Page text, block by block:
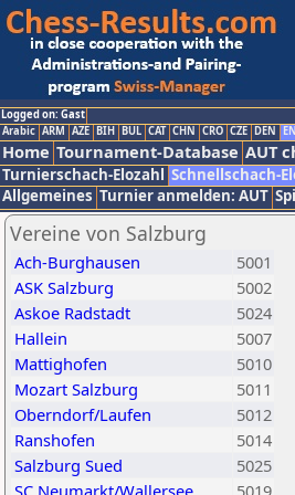
Logged on: Gast
Arabic ARM AZE BIH BUL CAT CHN CRO CZE DEN
Home Tournament-Database AUT
Turnierschach-Elozahl Schnellschach-
Allgemeines Turnier anmelden: AUT
Vereine von Salzburg
Ach-Burghausen
5001
ASK Salzburg
5002
Askoe Radstadt
5024
Hallein
5007
Mattighofen
5010
Mozart Salzburg
5011
Oberndorf/Laufen
5012
Ranshofen
5014
Salzburg Sued
5025
SC Neumarkt/Wallersee
5019